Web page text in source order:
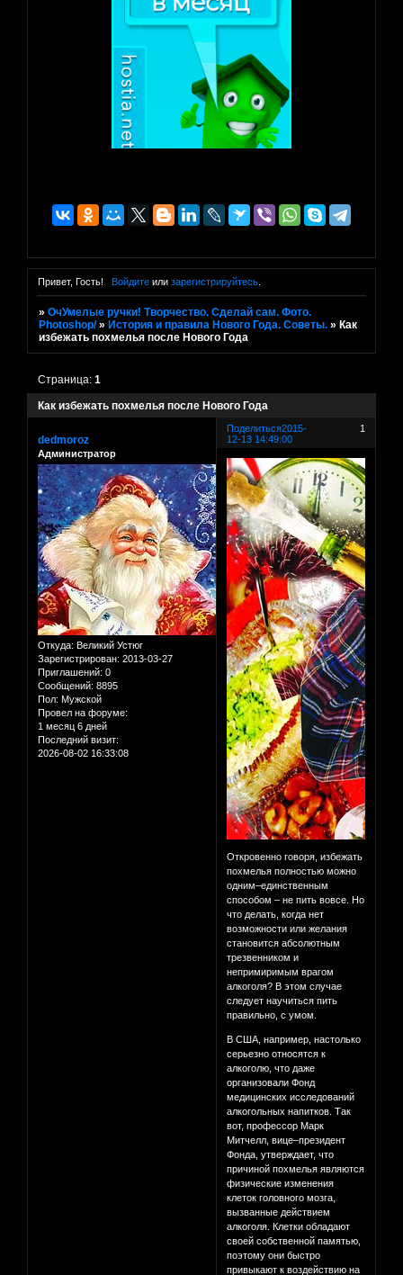
Привет, Гость! Войдитеили зарегистрируйтесь.
»ОчУмелые ручки! Творчество. Сделай сам. Фото.
Photoshop/ » История и правила Нового Года. Советы. » Как
избежать похмелья после Нового Года
Как избежать похмелья после Нового Года
Страница:1
Поделиться 1
2015-
12-13 14:49:00
dedmoroz
Администратор
Откуда: Великий Устюг
Зарегистрирован: 2013-03-27
Приглашений: 0
Сообщений: 8895
Пол: Мужской
Провел на форуме:
1 месяц 6 дней
Последний визит:
2026-08-02 16:33:08
Откровенно говоря, избежать
похмелья полностью можно
одним–единственным
способом – не пить вовсе. Но
что делать, когда нет
возможности или желания
становится абсолютным
трезвенником и
непримиримым врагом
алкоголя? В этом случае
следует научиться пить
правильно, с умом.
В США, например, настолько
серьезно относятся к
алкоголю, что даже
организовали Фонд
медицинских исследований
алкогольных напитков. Так
вот, профессор Марк
Митчелл, вице–президент
Фонда, утверждает, что
причиной похмелья являются
физические изменения
клеток головного мозга,
вызванные действием
алкоголя. Клетки обладают
своей собственной памятью,
поэтому они быстро
привыкают к воздействию на